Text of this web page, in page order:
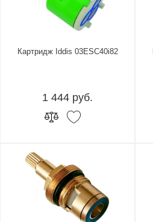
Картридж Iddis 03ESC40i82
1 444 руб.